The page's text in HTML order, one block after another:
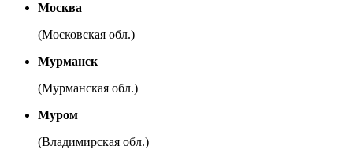
Москва
(Московская обл.)
Мурманск
(Мурманская обл.)
Муром
(Владимирская обл.)